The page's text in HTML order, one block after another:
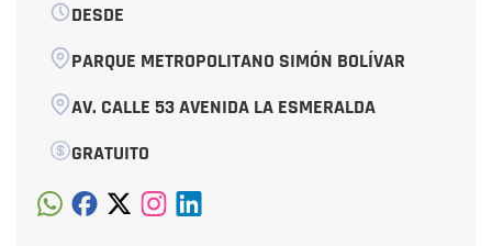
DESDE
PARQUE METROPOLITANO SIMÓN BOLÍVAR
AV. CALLE 53 AVENIDA LA ESMERALDA
GRATUITO